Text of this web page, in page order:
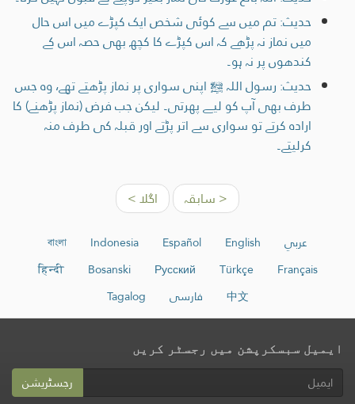
حدیث: تم میں سے کوئی شخص ایک کپڑے میں اس حال
میں نماز نہ پڑھے کہ اس کپڑے کا کچھ بھی حصہ اس کے
کندھوں پر نہ ہو۔
حدیث: رسول اللہ ﷺ اپنی سواری پر نماز پڑھتے تھے، وہ جس
طرف بھی آپ کو لیے پھرتی۔ لیکن جب فرض (نماز پڑھنے) کا
ارادہ کرتے تو سواری سے اتر پڑتے اور قبلہ کی طرف منہ
کرلیتے۔
< سابقہ اگلا >
عربي English
Español
Indonesia
বাংলা
Français
Türkçe
Русский
Bosanski
हिन्दी
中文
فارسی Tagalog
ایمیل سبسکرپشن میں رجسٹر کریں
رجسٹریشن